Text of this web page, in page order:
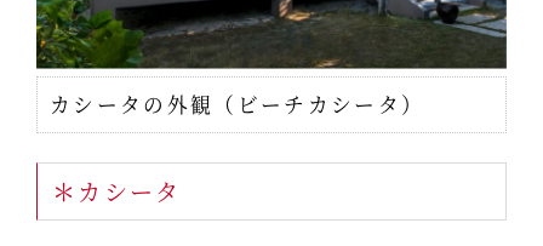
カシータの外観（ビーチカシータ）
＊カシータ